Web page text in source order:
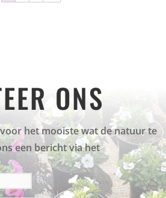
ONS
het mooiste wat de natuur te
een bericht via het